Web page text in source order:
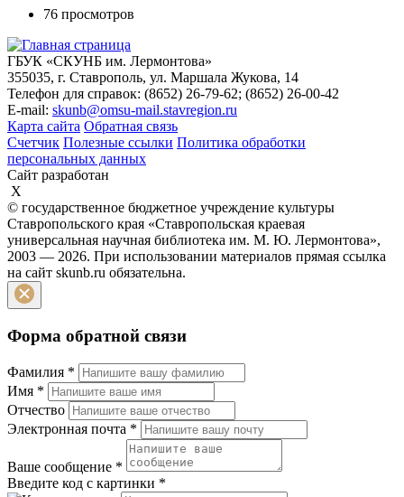
76 просмотров
ГБУК «СКУНБ им. Лермонтова»
355035, г. Ставрополь, ул. Маршала Жукова, 14
Телефон для справок: (8652) 26-79-62; (8652) 26-00-42
E-mail: skunb@omsu-mail.stavregion.ru
Карта сайта Обратная связь
Счетчик Полезные ссылки Политика обработки
персональных данных
Сайт разработан
X
© государственное бюджетное учреждение культуры
Ставропольского края «Ставропольская краевая
универсальная научная библиотека им. М. Ю. Лермонтова»,
2003 — 2026. При использовании материалов прямая ссылка
на сайт skunb.ru обязательна.
Форма обратной связи
Фамилия *
Имя *
Отчество
Электронная почта *
Ваше сообщение *
Введите код с картинки *